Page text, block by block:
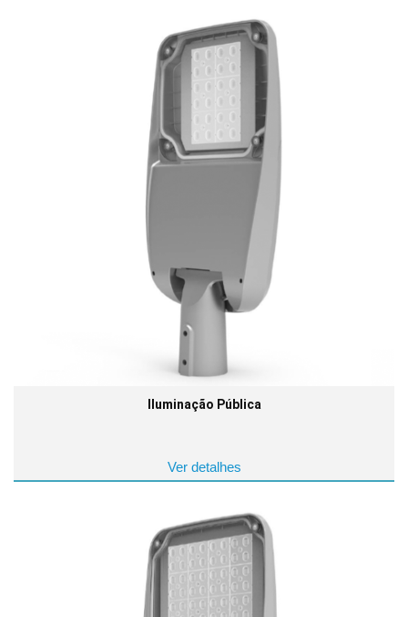
Iluminação Pública
Ver detalhes